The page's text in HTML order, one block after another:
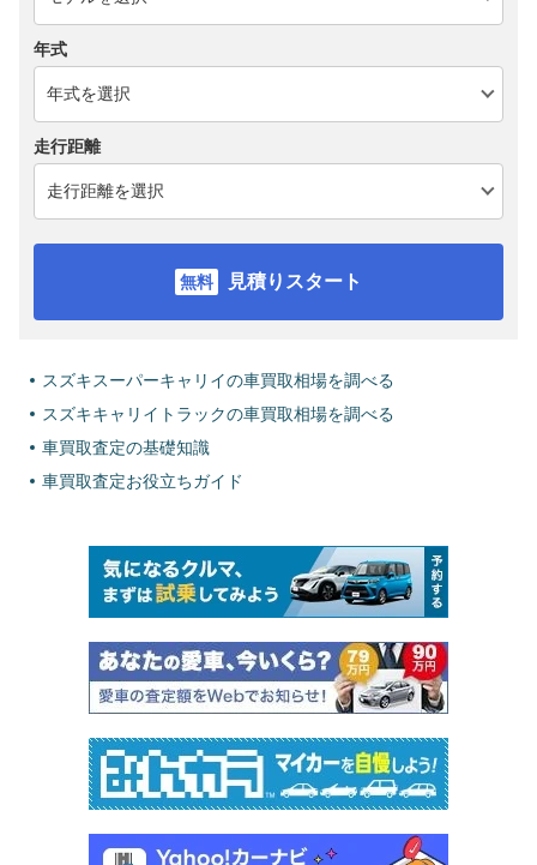
年式
走行距離
見積りスタート
スズキスーパーキャリイの車買取相場を調べる
スズキキャリイトラックの車買取相場を調べる
車買取査定の基礎知識
車買取査定お役立ちガイド